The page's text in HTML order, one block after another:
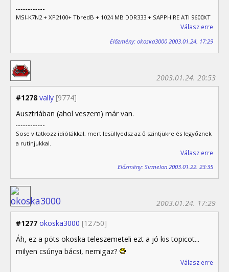
MSI-K7N2 + XP2100+ TbredB + 1024 MB DDR333 + SAPPHIRE ATI 9600XT
Válasz erre
Előzmény: okoska3000 2003.01.24. 17:29
#1278 vally [9774]
2003.01.24. 20:53
Ausztriában (ahol veszem) már van.
Sose vitatkozz idiótákkal, mert lesüllyedsz az ő szintjükre és legyőznek
a rutinjukkal.
Válasz erre
Előzmény: Sirmelon 2003.01.22. 23:35
#1277 okoska3000 [12750]
2003.01.24. 17:29
Áh, ez a pöts okoska teleszemeteli ezt a jó kis topicot...
milyen csúnya bácsi, nemigaz?
Válasz erre